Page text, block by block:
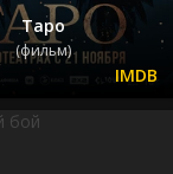
Таро
(фильм)